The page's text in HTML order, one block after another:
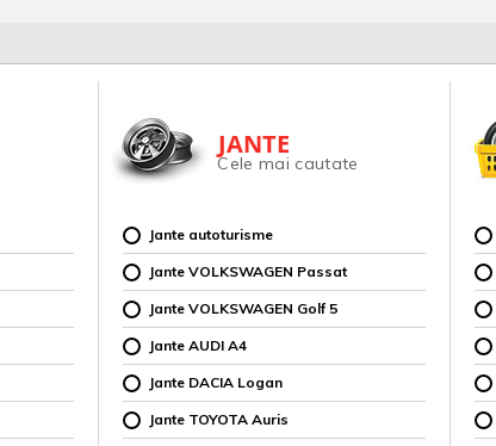
JANTE
Cele mai cautate
Jante autoturisme
Jante VOLKSWAGEN Passat
Jante VOLKSWAGEN Golf 5
Jante AUDI A4
Jante DACIA Logan
Jante TOYOTA Auris